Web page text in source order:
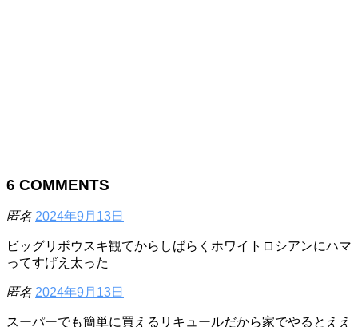
6 COMMENTS
匿名 2024年9月13日
ビッグリボウスキ観てからしばらくホワイトロシアンにハマ
ってすげえ太った
匿名 2024年9月13日
スーパーでも簡単に買えるリキュールだから家でやるとええ